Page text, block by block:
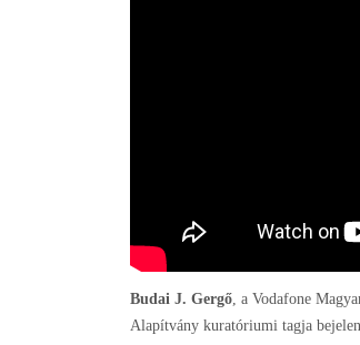
Budai J. Gergő, a Vodafone
Alapítvány kuratóriumi tagja